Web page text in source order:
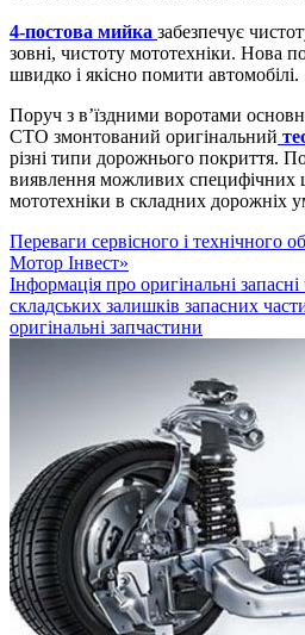
4-постова мийка забезпечує
зовні, чистоту мототехніки. Нова
швидко і якісно помити автомобілі.
Поруч з в’їздними воротами
СТО змонтований оригінальний
різні типи дорожнього покриття.
виявлення можливих специфічних
мототехніки в складних дорожніх
Переваги сервісного і технічного
Мотор Інвест»
Інформація про оригінальні
складських залишків запасних
оригінальні запчастини